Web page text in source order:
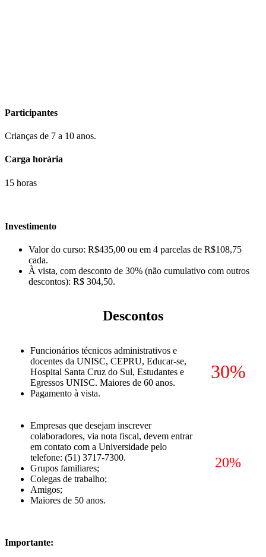
Participantes
Crianças de 7 a 10 anos.
Carga horária
15 horas
Investimento
Valor do curso: R$435,00 ou em 4 parcelas de R$108,75
cada.
À vista, com desconto de 30% (não cumulativo com outros
descontos): R$ 304,50.
Descontos
Funcionários técnicos administrativos e
docentes da UNISC, CEPRU, Educar-se,
Hospital Santa Cruz do Sul, Estudantes e
Egressos UNISC. Maiores de 60 anos.
Pagamento à vista.
30%
Empresas que desejam inscrever
colaboradores, via nota fiscal, devem entrar
em contato com a Universidade pelo
telefone: (51) 3717-7300.
Grupos familiares;
Colegas de trabalho;
Amigos;
Maiores de 50 anos.
20%
Importante: